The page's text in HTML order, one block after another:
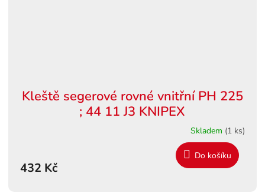
Kleště segerové rovné vnitřní PH 225
; 44 11 J3 KNIPEX
Skladem (1 ks)
432 Kč
Do košíku